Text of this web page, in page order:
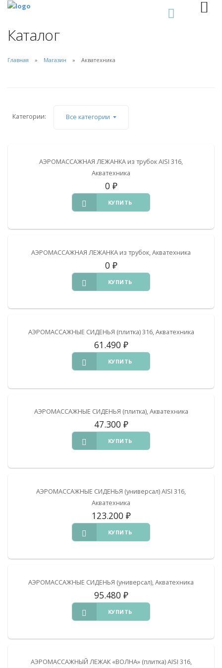
Каталог
Главная Магазин Акватехника
Категории: Все категории
АЭРОМАССАЖНАЯ ЛЕЖАНКА из трубок AISI 316,
Акватехника
0 ₽
КУПИТЬ
АЭРОМАССАЖНАЯ ЛЕЖАНКА из трубок, Акватехника
0 ₽
КУПИТЬ
АЭРОМАССАЖНЫЕ СИДЕНЬЯ (плитка) 316, Акватехника
61.490 ₽
КУПИТЬ
АЭРОМАССАЖНЫЕ СИДЕНЬЯ (плитка), Акватехника
47.300 ₽
КУПИТЬ
АЭРОМАССАЖНЫЕ СИДЕНЬЯ (универсал) AISI 316,
Акватехника
123.200 ₽
КУПИТЬ
АЭРОМАССАЖНЫЕ СИДЕНЬЯ (универсал), Акватехника
95.480 ₽
КУПИТЬ
АЭРОМАССАЖНЫЙ ЛЕЖАК «ВОЛНА» (плитка) AISI 316,